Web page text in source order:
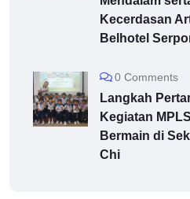
Kecerdasan
Belhotel
0 Comments
Langkah
Kegiatan
Bermain di
Chi